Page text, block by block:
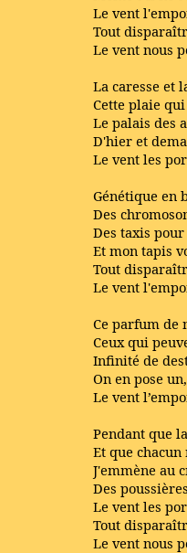
Le vent
Tout
Le vent nous
La caresse et
Cette plaie
Le palais des
D'hier et
Le vent les
Génétique en
Des
Des taxis
Et mon tapis
Tout
Le vent
Ce parfum de
Ceux qui
Infinité de
On en pose
Le vent
Pendant que
Et que
J'emmène au
Des
Le vent les
Tout
Le vent nous